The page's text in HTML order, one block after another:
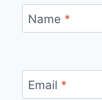
Name *
Email *